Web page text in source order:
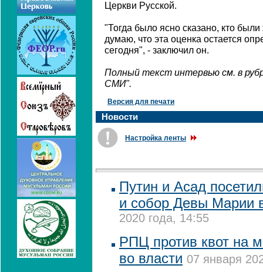
Церкви Русской.
"Тогда было ясно сказано, кто
думаю, что эта оценка остается
сегодня", - заключил он.
Полный текст интервью см. в
СМИ".
Версия для печати
Новости
Настройка ленты
Путин и Асад
и собор Девы Марии
2020 года, 14:55
РПЦ против квот на
во власти 07 января